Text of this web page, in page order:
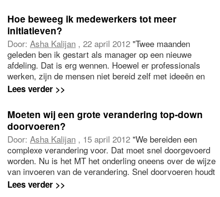
en ik wil niet meewerken aan devaluatie van
managementfuncties. Moet ik daar intern werk van
maken?"
Hoe beweeg ik medewerkers tot meer
initiatieven?
Door: Asha Kalijan , 22 april 2012 "Twee maanden
geleden ben ik gestart als manager op een nieuwe
afdeling. Dat is erg wennen. Hoewel er professionals
werken, zijn de mensen niet bereid zelf met ideeën en
initiatieven te komen. Ze wachten af en verwachten dat
slecht opgeleverd. Ik merk dat ik nogal ongeduldig
wordt, omdat er geen verbetering optreedt. Hoe pak ik
deze situatie verstandig aan?"
Lees verder >>
Moeten wij een grote verandering top-down
doorvoeren?
Door: Asha Kalijan , 15 april 2012 "We bereiden een
complexe verandering voor. Dat moet snel doorgevoerd
worden. Nu is het MT het onderling oneens over de wijze
van invoeren van de verandering. Snel doorvoeren houdt
in, top down, met een strakke planning. In samenhang
Lees verder >>